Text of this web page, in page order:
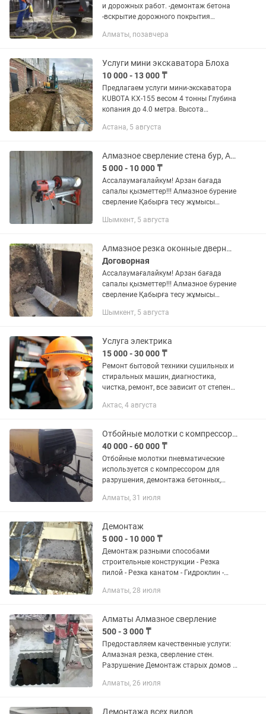
и дорожных работ. -демонтаж бетона
-вскрытие дорожного покрытия
скважин -продувка поливной системы
Алматы, позавчера
Услуги мини экскаватора Блоха
10 000 - 13 000 ₸
Предлагаем услуги мини-экскаватора
KUBOTA KX-155 весом 4 тонны Глубина
копания до 4.0 метра. Высота
стрела прямая ломающаяся которая
Астана, 5 августа
Алмазное сверление стена бур, Алмазный резка стены демонтаж проем Вытяжка
5 000 - 10 000 ₸
Ассалаумағалайкум! Арзан бағада
сапалы қызметтер!!! Алмазное бурение
сверление Қабырға тесу жұмысы
денгейыне ешқандай зиянсыз артық
Шымкент, 5 августа
Алмазное резка оконные дверные проемы демонтаж перфоратор отбойник стяжка
Договорная
Ассалаумағалайкум! Арзан бағада
сапалы қызметтер!!! Алмазное бурение
сверление Қабырға тесу жұмысы
денгейыне ешқандай зиянсыз артық
Шымкент, 5 августа
Услуга электрика
15 000 - 30 000 ₸
Ремонт бытовой техники сушильных и
стиральных машин, диагностика,
чистка, ремонт, все зависит от степени
(аристонов) водангревателей на стену,
Актас, 4 августа
Отбойные молотки с компрессором
40 000 - 60 000 ₸
Отбойные молотки пневматические
используется с компрессором для
разрушения, демонтажа бетонных,
других работ где требуется ударная
Алматы, 31 июля
Демонтаж
5 000 - 10 000 ₸
Демонтаж разными способами
строительные конструкции - Резка
пилой - Резка канатом - Гидроклин -
Алматы, 28 июля
Алматы Алмазное сверление
500 - 3 000 ₸
Предоставляем качественные услуги:
Алмазная резка, сверление стен.
Разрушение Демонтаж старых домов и
перегородки. Разрушение столбов,
Алматы, 26 июля
Демонтажа всех видов